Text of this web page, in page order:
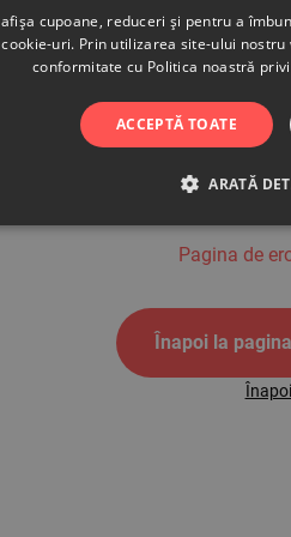
Pagina de
Înapoi la
Înapoi
cupoane, reduceri și pentru a
uri. Prin utilizarea site-ului
conformitate cu Politica noastră
ACCEPTĂ TOATE
ARATĂ